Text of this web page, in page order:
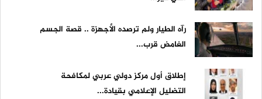
رآه الطيار ولم ترصده الأجهزة .. قصة الجسم
الغامض قرب...
إطلاق أول مركز دولي عربي لمكافحة
التضليل الإعلامي بقيادة...